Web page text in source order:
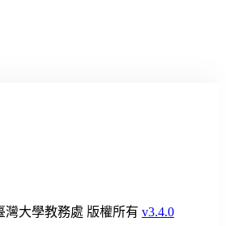
灣大學教務處 版權所有 v3.4.0